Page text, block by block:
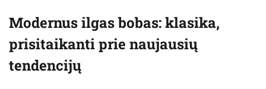
Modernus ilgas bobas: klasika,
prisitaikanti prie naujausių
tendencijų